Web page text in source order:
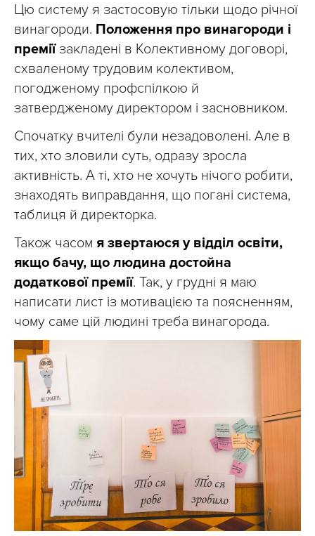
Цю систему я застосовую тільки щодо річної
винагороди. Положення про винагороди і
преміїзакладені в Колективному договорі,
схваленому трудовим колективом,
погодженому профспілкою й
затвердженому директором і засновником.
Спочатку вчителі були незадоволені. Але в
тих, хто зловили суть, одразу зросла
активність. А ті, хто не хочуть нічого робити,
знаходять виправдання, що погані система,
таблиця й директорка.
Також часом я звертаюся у відділ освіти,
якщо бачу, що людина достойна
додаткової премії. Так, у грудні я маю
написати лист із мотивацією та поясненням,
чому саме цій людині треба винагорода.